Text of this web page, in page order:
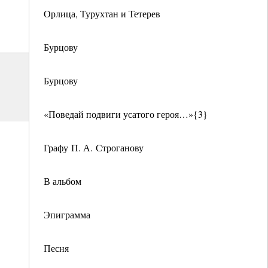
Орлица, Турухтан и Тетерев
Бурцову
Бурцову
«Поведай подвиги усатого героя…»{3}
Графу П. А. Строганову
В альбом
Эпиграмма
Песня